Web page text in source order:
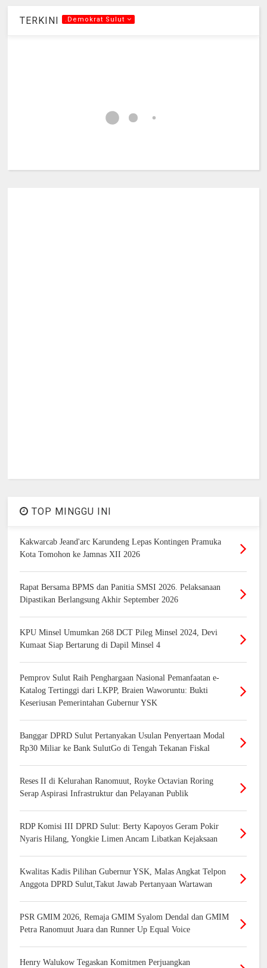
TERKINI .Demokrat Sulut
TOP MINGGU INI
Kakwarcab Jeand'arc Karundeng Lepas Kontingen Pramuka
Kota Tomohon ke Jamnas XII 2026
Rapat Bersama BPMS dan Panitia SMSI 2026. Pelaksanaan
Dipastikan Berlangsung Akhir September 2026
KPU Minsel Umumkan 268 DCT Pileg Minsel 2024, Devi
Kumaat Siap Bertarung di Dapil Minsel 4
Pemprov Sulut Raih Penghargaan Nasional Pemanfaatan e-
Katalog Tertinggi dari LKPP, Braien Waworuntu: Bukti
Keseriusan Pemerintahan Gubernur YSK
Banggar DPRD Sulut Pertanyakan Usulan Penyertaan Modal
Rp30 Miliar ke Bank SulutGo di Tengah Tekanan Fiskal
Reses II di Kelurahan Ranomuut, Royke Octavian Roring
Serap Aspirasi Infrastruktur dan Pelayanan Publik
RDP Komisi III DPRD Sulut: Berty Kapoyos Geram Pokir
Nyaris Hilang, Yongkie Limen Ancam Libatkan Kejaksaan
Kwalitas Kadis Pilihan Gubernur YSK, Malas Angkat Telpon
Anggota DPRD Sulut,Takut Jawab Pertanyaan Wartawan
PSR GMIM 2026, Remaja GMIM Syalom Dendal dan GMIM
Petra Ranomuut Juara dan Runner Up Equal Voice
Henry Walukow Tegaskan Komitmen Perjuangkan